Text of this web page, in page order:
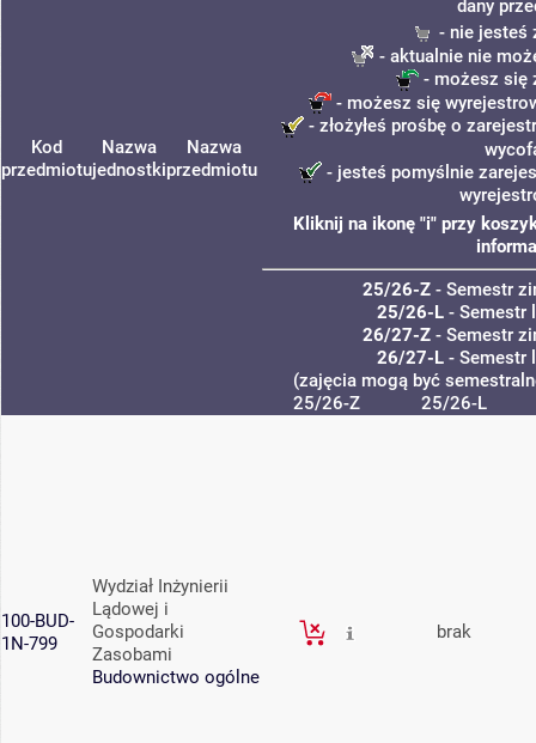
Kod
przedmiotu
Nazwa
jednostki
Nazwa
przedmiotu
dany
- nie jesteś
- aktualnie nie
- możesz się
- możesz się
- złożyłeś prośbę o
- jesteś pomyślnie
Kliknij na ikonę "i" przy
25/26-Z - Semestr
25/26-L - Semestr
26/27-Z - Semestr
26/27-L - Semestr
(zajęcia mogą być
25/26-Z
25/26-L
100-BUD-
1N-799
Wydział Inżynierii
Lądowej i
Gospodarki
Zasobami
Budownictwo ogólne
brak